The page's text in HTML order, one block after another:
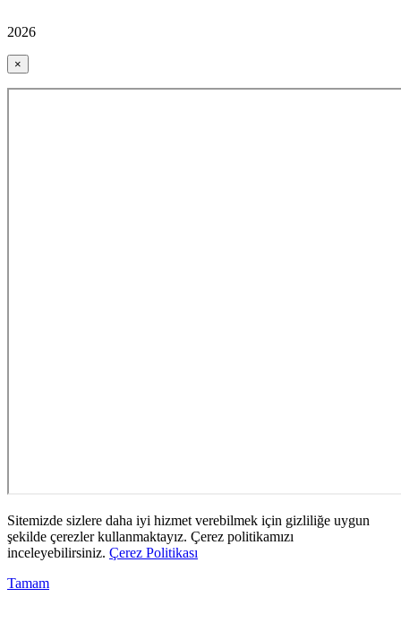
2026
×
Sitemizde sizlere daha iyi hizmet verebilmek için gizliliğe uygun
şekilde çerezler kullanmaktayız. Çerez politikamızı
inceleyebilirsiniz. Çerez Politikası
Tamam